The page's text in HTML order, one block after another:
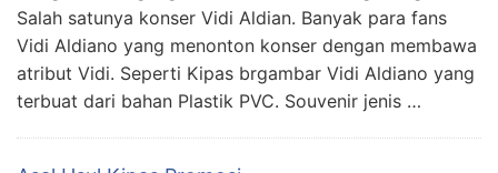
Salah satunya konser Vidi Aldian. Banyak para fans
Vidi Aldiano yang menonton konser dengan membawa
atribut Vidi. Seperti Kipas brgambar Vidi Aldiano yang
terbuat dari bahan Plastik PVC. Souvenir jenis …